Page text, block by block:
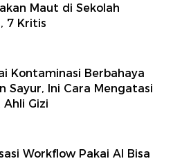
Maut di Sekolah
7 Kritis
Kontaminasi Berbahaya
Sayur, Ini Cara Mengatasi
Gizi
Workflow Pakai AI Bisa